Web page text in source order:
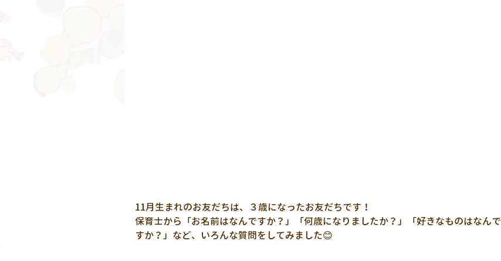
11月生まれのお友だちは、３歳になったお友だちです！
保育士から「お名前はなんですか？」「何歳になりましたか？」「好きなものはなんで
すか？」など、いろんな質問をしてみました😊